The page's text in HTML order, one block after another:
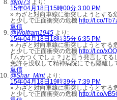
@joj73 より:
15年04月18日15時00分 3:00 PM
» わざと対向車線に衝突しようとす
と少しで正面衝突の危機 http://t.co/
返信
@Wolfram1945 より:
15年04月18日18時35分 6:35 PM
» わざと対向車線に衝突しようとす
と少しで正面衝突の危機 http://t.co/
｢ムカつくでしょ？｣と言う発言して
免許を没収して精神病院にでも隔離し
返信
@Shar_Mint より:
15年04月18日19時39分 7:39 PM
» わざと対向車線に衝突しようとす
と少しで正面衝突の危機 http://t.co/